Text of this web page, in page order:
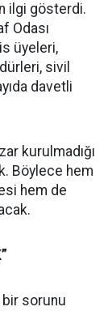
ilgi gösterdi.
Odası
üyeleri,
sivil
davetli
kurulmadığı
Böylece hem
hem de
bir sorunu